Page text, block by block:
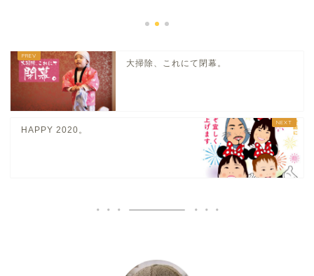
大掃除、これにて閉幕。
HAPPY 2020。